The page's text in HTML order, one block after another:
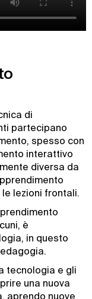
di
partecipano
spesso con
interattivo
diversa da
lezioni frontali.
è
in questo
tecnologia e gli
una nuova
aprendo nuove